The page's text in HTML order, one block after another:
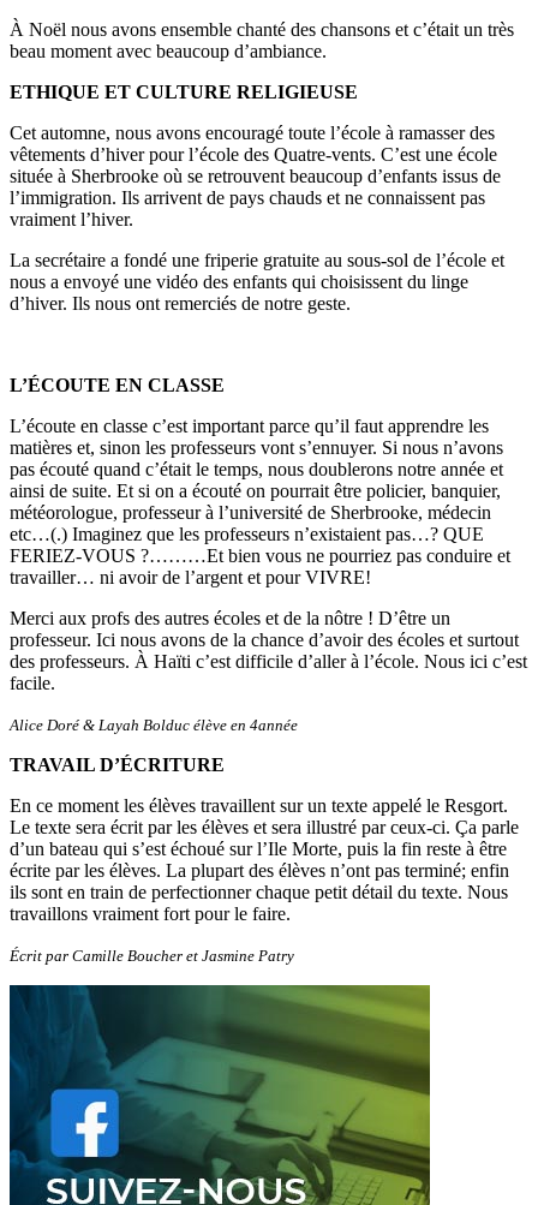
À Noël nous avons ensemble chanté des chansons et c’était un très
beau moment avec beaucoup d’ambiance.
ETHIQUE ET CULTURE RELIGIEUSE
Cet automne, nous avons encouragé toute l’école à ramasser des
vêtements d’hiver pour l’école des Quatre-vents. C’est une école
située à Sherbrooke où se retrouvent beaucoup d’enfants issus de
l’immigration. Ils arrivent de pays chauds et ne connaissent pas
vraiment l’hiver.
La secrétaire a fondé une friperie gratuite au sous-sol de l’école et
nous a envoyé une vidéo des enfants qui choisissent du linge
d’hiver. Ils nous ont remerciés de notre geste.
L’ÉCOUTE EN CLASSE
L’écoute en classe c’est important parce qu’il faut apprendre les
matières et, sinon les professeurs vont s’ennuyer. Si nous n’avons
pas écouté quand c’était le temps, nous doublerons notre année et
ainsi de suite. Et si on a écouté on pourrait être policier, banquier,
météorologue, professeur à l’université de Sherbrooke, médecin
etc…(.) Imaginez que les professeurs n’existaient pas…? QUE
FERIEZ-VOUS ?………Et bien vous ne pourriez pas conduire et
travailler… ni avoir de l’argent et pour VIVRE!
Merci aux profs des autres écoles et de la nôtre ! D’être un
professeur. Ici nous avons de la chance d’avoir des écoles et surtout
des professeurs. À Haïti c’est difficile d’aller à l’école. Nous ici c’est
facile.
Alice Doré & Layah Bolduc élève en 4année
TRAVAIL D’ÉCRITURE
En ce moment les élèves travaillent sur un texte appelé le Resgort.
Le texte sera écrit par les élèves et sera illustré par ceux-ci. Ça parle
d’un bateau qui s’est échoué sur l’Ile Morte, puis la fin reste à être
écrite par les élèves. La plupart des élèves n’ont pas terminé; enfin
ils sont en train de perfectionner chaque petit détail du texte. Nous
travaillons vraiment fort pour le faire.
Écrit par Camille Boucher et Jasmine Patry